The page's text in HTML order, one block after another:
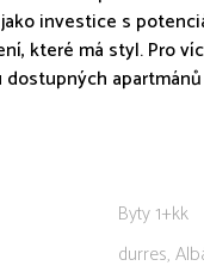
investice s
které má styl. Pro
Byty 1+kk
durres,